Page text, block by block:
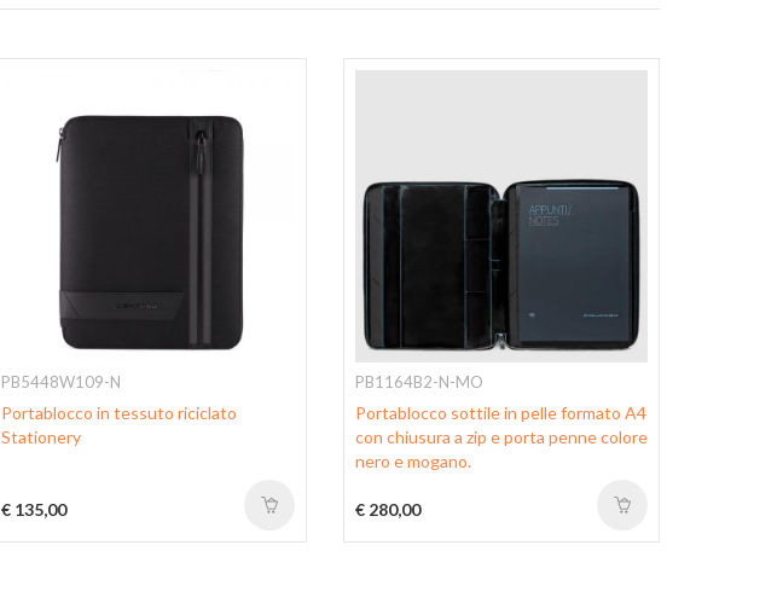
PB5448W109-N
Portablocco in tessuto riciclato
Stationery
€ 135,00
PB1164B2-N-MO
Portablocco sottile in pelle formato A4
con chiusura a zip e porta penne colore
nero e mogano.
€ 280,00